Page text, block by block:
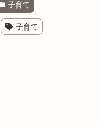
子育て
子育て